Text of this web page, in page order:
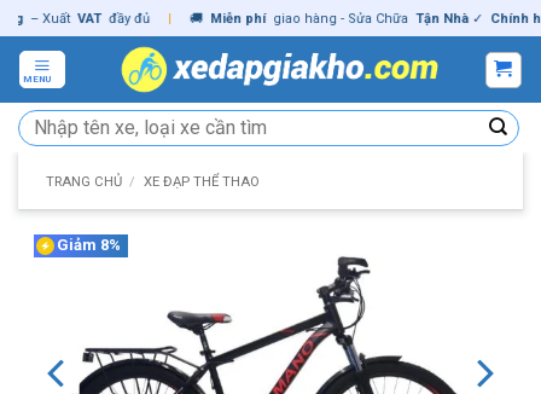
Skip
to
content
Xuất VAT đầy đủ | 🚚 Miễn phí giao hàng - Sửa Chữa Tận Nhà ✓ Chính hãng
MENU
Tìm
kiếm:
TRANG CHỦ / XE ĐẠP THỂ THAO
Giảm 8%